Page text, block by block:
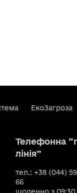
ЕкоЗагроза
Телефонна
лінія”
тел.: +38 (044)
66